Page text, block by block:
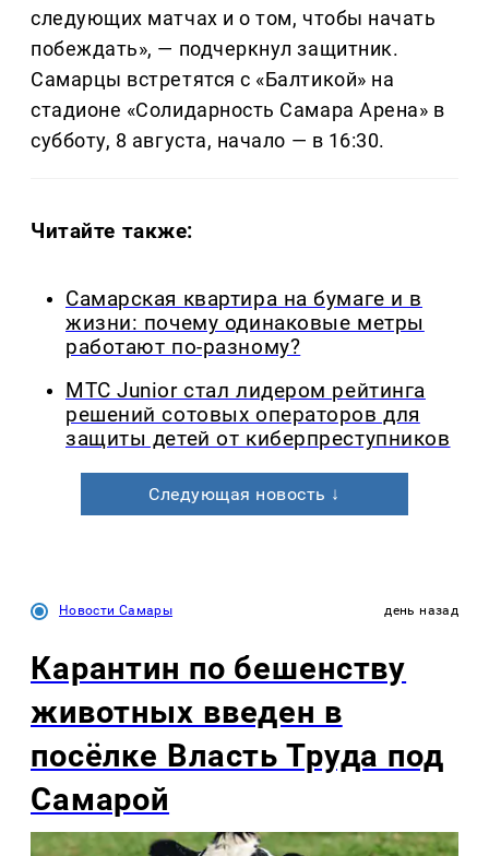
следующих матчах и о том, чтобы начать
побеждать», — подчеркнул защитник.
Самарцы встретятся с «Балтикой» на
стадионе «Солидарность Самара Арена» в
субботу, 8 августа, начало — в 16:30.
Читайте также:
Самарская квартира на бумаге и в
жизни: почему одинаковые метры
работают по-разному?
МТС Junior стал лидером рейтинга
решений сотовых операторов для
защиты детей от киберпреступников
Следующая новость ↓
Новости Самары день назад
Карантин по бешенству
животных введен в
посёлке Власть Труда под
Самарой